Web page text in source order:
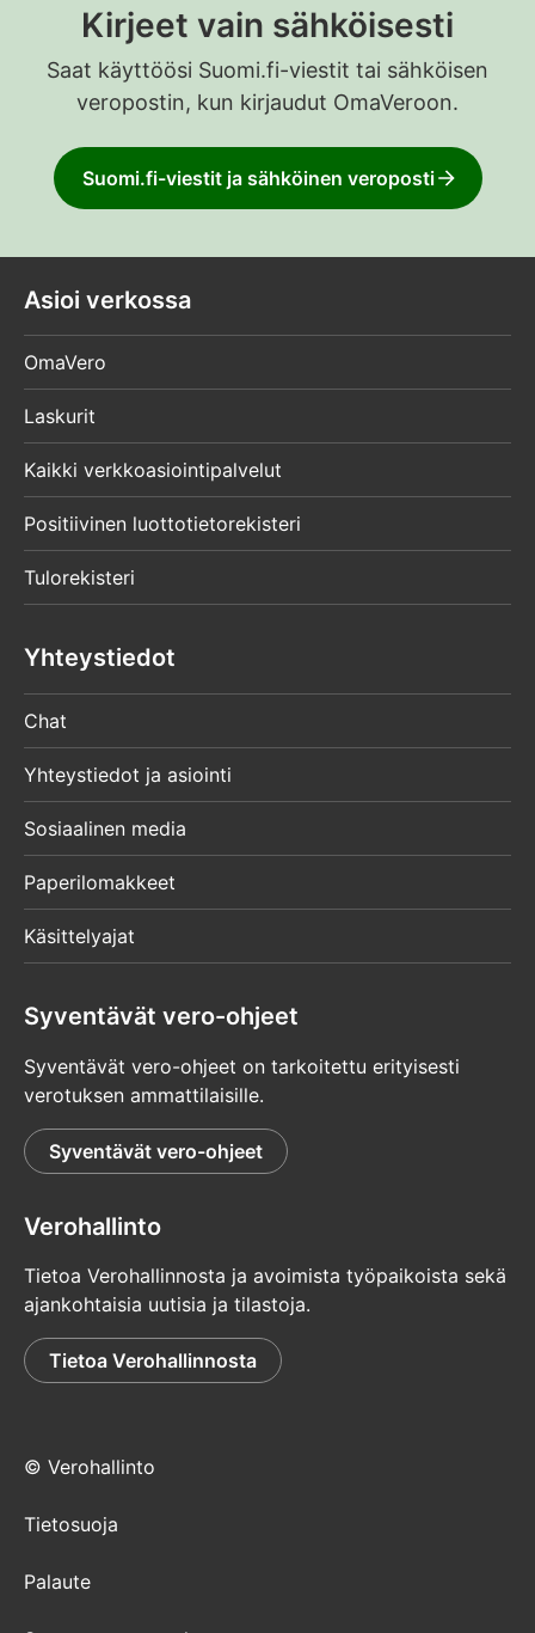
Kirjeet vain sähköisesti
Saat käyttöösi Suomi.fi-viestit tai sähköisen
veropostin, kun kirjaudut OmaVeroon.
Suomi.fi-viestit ja sähköinen veroposti
Asioi verkossa
OmaVero
Laskurit
Kaikki verkkoasiointipalvelut
Positiivinen luottotietorekisteri
Tulorekisteri
Yhteystiedot
Chat
Yhteystiedot ja asiointi
Sosiaalinen media
Paperilomakkeet
Käsittelyajat
Syventävät vero-ohjeet
Syventävät vero-ohjeet on tarkoitettu erityisesti
verotuksen ammattilaisille.
Syventävät vero-ohjeet
Verohallinto
Tietoa Verohallinnosta ja avoimista työpaikoista sekä
ajankohtaisia uutisia ja tilastoja.
Tietoa Verohallinnosta
© Verohallinto
Tietosuoja
Palaute